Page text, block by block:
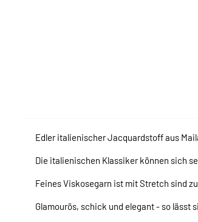
Edler italienischer Jacquardstoff aus
Die italienischen Klassiker können sich
Feines Viskosegarn ist mit Stretch sind
Glamourös, schick und elegant - so lässt